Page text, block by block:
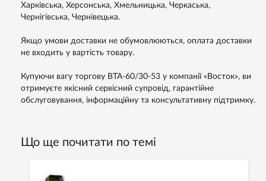
Харківська, Херсонська, Хмельницька, Черкаська,
Чернігівська, Чернівецька.
Якщо умови доставки не обумовлюються, оплата доставки
не входить у вартість товару.
Купуючи вагу торгову ВТА-60/30-53 у компанії «Восток», ви
отримуєте якісний сервісний супровід, гарантійне
обслуговування, інформаційну та консультативну підтримку.
Що ще почитати по темі